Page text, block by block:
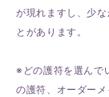
が現れますし、少
とがあります。
※どの護符を選んで
の護符、オーダーメ